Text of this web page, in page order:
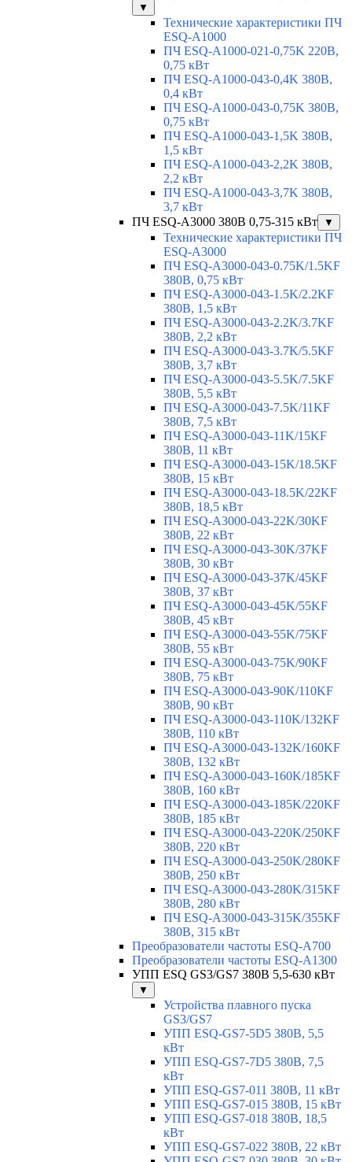
▼
Технические характеристики ПЧ
ESQ-A1000
ПЧ ESQ-A1000-021-0,75K 220В,
0,75 кВт
ПЧ ESQ-A1000-043-0,4K 380В,
0,4 кВт
ПЧ ESQ-A1000-043-0,75K 380В,
0,75 кВт
ПЧ ESQ-A1000-043-1,5K 380В,
1,5 кВт
ПЧ ESQ-A1000-043-2,2K 380В,
2,2 кВт
ПЧ ESQ-A1000-043-3,7K 380В,
3,7 кВт
ПЧ ESQ-A3000 380В 0,75-315 кВт
▼
Технические характеристики ПЧ
ESQ-A3000
ПЧ ESQ-A3000-043-0.75K/1.5KF
380В, 0,75 кВт
ПЧ ESQ-A3000-043-1.5K/2.2KF
380В, 1,5 кВт
ПЧ ESQ-A3000-043-2.2K/3.7KF
380В, 2,2 кВт
ПЧ ESQ-A3000-043-3.7K/5.5KF
380В, 3,7 кВт
ПЧ ESQ-A3000-043-5.5K/7.5KF
380В, 5,5 кВт
ПЧ ESQ-A3000-043-7.5K/11KF
380В, 7,5 кВт
ПЧ ESQ-A3000-043-11K/15KF
380В, 11 кВт
ПЧ ESQ-A3000-043-15K/18.5KF
380В, 15 кВт
ПЧ ESQ-A3000-043-18.5K/22KF
380В, 18,5 кВт
ПЧ ESQ-A3000-043-22K/30KF
380В, 22 кВт
ПЧ ESQ-A3000-043-30K/37KF
380В, 30 кВт
ПЧ ESQ-A3000-043-37K/45KF
380В, 37 кВт
ПЧ ESQ-A3000-043-45K/55KF
380В, 45 кВт
ПЧ ESQ-A3000-043-55K/75KF
380В, 55 кВт
ПЧ ESQ-A3000-043-75K/90KF
380В, 75 кВт
ПЧ ESQ-A3000-043-90K/110KF
380В, 90 кВт
ПЧ ESQ-A3000-043-110K/132KF
380В, 110 кВт
ПЧ ESQ-A3000-043-132K/160KF
380В, 132 кВт
ПЧ ESQ-A3000-043-160K/185KF
380В, 160 кВт
ПЧ ESQ-A3000-043-185K/220KF
380В, 185 кВт
ПЧ ESQ-A3000-043-220K/250KF
380В, 220 кВт
ПЧ ESQ-A3000-043-250K/280KF
380В, 250 кВт
ПЧ ESQ-A3000-043-280K/315KF
380В, 280 кВт
ПЧ ESQ-A3000-043-315K/355KF
380В, 315 кВт
Преобразователи частоты ESQ-A700
Преобразователи частоты ESQ-A1300
УПП ESQ GS3/GS7 380В 5,5-630 кВт
▼
Устройства плавного пуска
GS3/GS7
УПП ESQ-GS7-5D5 380В, 5,5
кВт
УПП ESQ-GS7-7D5 380В, 7,5
кВт
УПП ESQ-GS7-011 380В, 11 кВт
УПП ESQ-GS7-015 380В, 15 кВт
УПП ESQ-GS7-018 380В, 18,5
кВт
УПП ESQ-GS7-022 380В, 22 кВт